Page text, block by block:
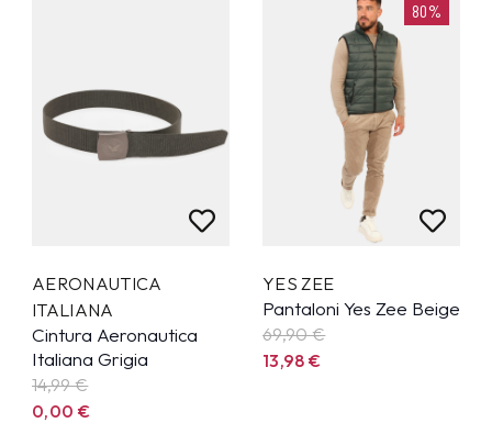
AERONAUTICA
ITALIANA
Cintura Aeronautica
Italiana Grigia
14,99€
0,00 €
80%
YES ZEE
Pantaloni Yes Zee Beige
69,90€
13,98€